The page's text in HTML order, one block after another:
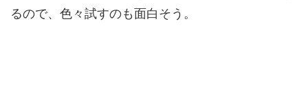
るので、色々試すのも面白そう。